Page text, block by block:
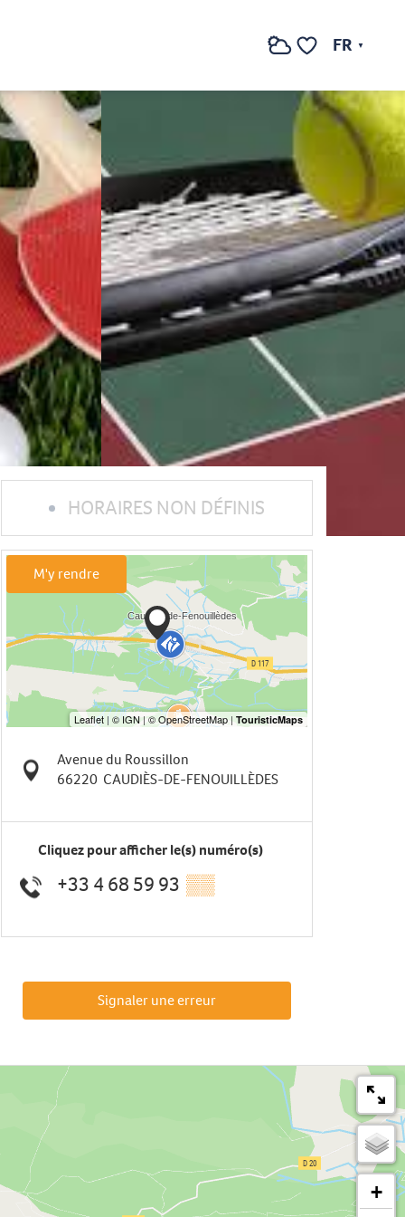
Recherche FR
Voir les photos (3)
HORAIRES NON DÉFINIS
M'y rendre
Avenue du Roussillon
66220 CAUDIÈS-DE-FENOUILLÈDES
Cliquez pour afficher le(s) numéro(s)
+33 4 68 59 93 ▒▒
Signaler une erreur
+